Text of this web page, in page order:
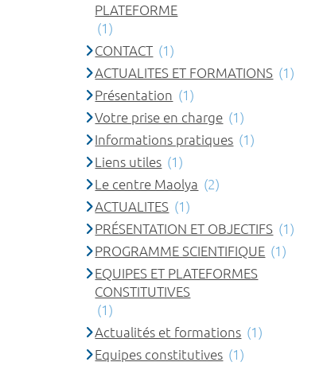
PLATEFORME
(1)
CONTACT (1)
ACTUALITES ET FORMATIONS (1)
Présentation (1)
Votre prise en charge (1)
Informations pratiques (1)
Liens utiles (1)
Le centre Maolya (2)
ACTUALITES (1)
PRÉSENTATION ET OBJECTIFS (1)
PROGRAMME SCIENTIFIQUE (1)
EQUIPES ET PLATEFORMES
CONSTITUTIVES
(1)
Actualités et formations (1)
Equipes constitutives (1)